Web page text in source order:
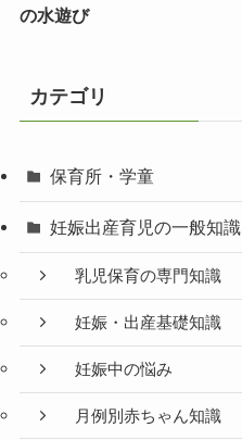
の水遊び
カテゴリ
保育所・学童
妊娠出産育児の一般知識
乳児保育の専門知識
妊娠・出産基礎知識
妊娠中の悩み
月例別赤ちゃん知識